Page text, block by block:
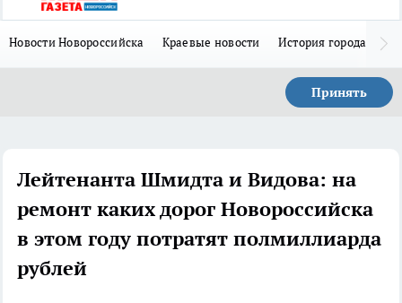
Новости Новороссийска Краевые новости История города Н
Принять
Лейтенанта Шмидта и Видова: на
ремонт каких дорог Новороссийска
в этом году потратят полмиллиарда
рублей